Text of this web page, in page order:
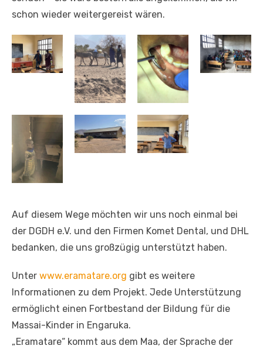
schon wieder weitergereist wären.
Auf diesem Wege möchten wir uns noch einmal bei
der DGDH e.V. und den Firmen Komet Dental, und DHL
bedanken, die uns großzügig unterstützt haben.
Unter www.eramatare.org gibt es weitere
Informationen zu dem Projekt. Jede Unterstützung
ermöglicht einen Fortbestand der Bildung für die
Massai-Kinder in Engaruka.
„Eramatare“ kommt aus dem Maa, der Sprache der